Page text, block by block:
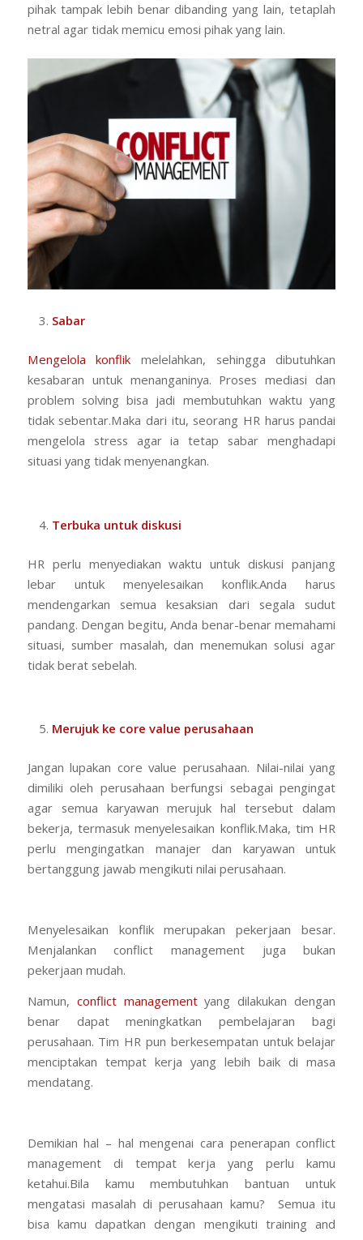
pihak tampak lebih benar dibanding yang lain, tetaplah
netral agar tidak memicu emosi pihak yang lain.
Sabar
Mengelola konflik melelahkan, sehingga dibutuhkan
kesabaran untuk menanganinya. Proses mediasi dan
problem solving bisa jadi membutuhkan waktu yang
tidak sebentar.Maka dari itu, seorang HR harus pandai
mengelola stress agar ia tetap sabar menghadapi
situasi yang tidak menyenangkan.
Terbuka untuk diskusi
HR perlu menyediakan waktu untuk diskusi panjang
lebar untuk menyelesaikan konflik.Anda harus
mendengarkan semua kesaksian dari segala sudut
pandang. Dengan begitu, Anda benar-benar memahami
situasi, sumber masalah, dan menemukan solusi agar
tidak berat sebelah.
Merujuk ke core value perusahaan
Jangan lupakan core value perusahaan. Nilai-nilai yang
dimiliki oleh perusahaan berfungsi sebagai pengingat
agar semua karyawan merujuk hal tersebut dalam
bekerja, termasuk menyelesaikan konflik.Maka, tim HR
perlu mengingatkan manajer dan karyawan untuk
bertanggung jawab mengikuti nilai perusahaan.
Menyelesaikan konflik merupakan pekerjaan besar.
Menjalankan conflict management juga bukan
pekerjaan mudah.
Namun, conflict managementyang dilakukan dengan
benar dapat meningkatkan pembelajaran bagi
perusahaan. Tim HR pun berkesempatan untuk belajar
menciptakan tempat kerja yang lebih baik di masa
mendatang.
Demikian hal – hal mengenai cara penerapan conflict
management di tempat kerja yang perlu kamu
ketahui.Bila kamu membutuhkan bantuan untuk
mengatasi masalah di perusahaan kamu? Semua itu
bisa kamu dapatkan dengan mengikuti training and